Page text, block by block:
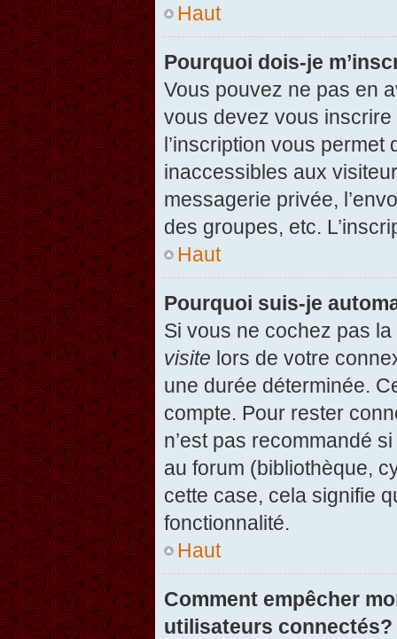
Haut
Pourquoi dois-je
Vous pouvez ne pas en
vous devez vous
l’inscription vous
inaccessibles aux
messagerie privée,
des groupes, etc.
Haut
Pourquoi suis-je
Si vous ne cochez pas
visite lors de votre
une durée déterminée.
compte. Pour rester
n’est pas recommandé
au forum (bibliothèque,
cette case, cela signifie
fonctionnalité.
Haut
Comment empêcher
utilisateurs connectés?